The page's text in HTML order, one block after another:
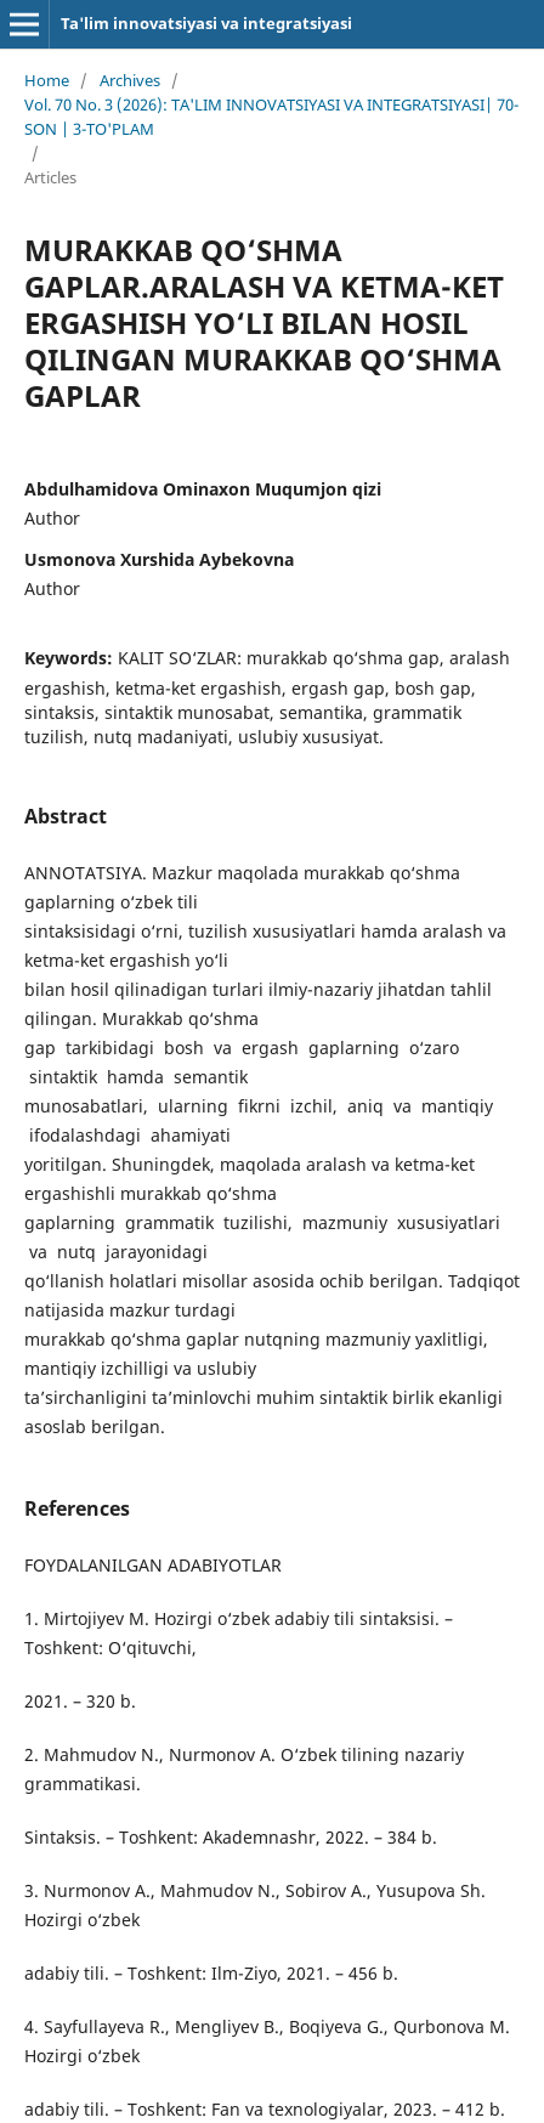
Ta'lim innovatsiyasi va integratsiyasi
Home / Archives /
Vol. 70 No. 3 (2026): TA'LIM INNOVATSIYASI VA INTEGRATSIYASI| 70-
SON | 3-TO'PLAM
/
Articles
MURAKKAB QO‘SHMA
GAPLAR.ARALASH VA KETMA-KET
ERGASHISH YO‘LI BILAN HOSIL
QILINGAN MURAKKAB QO‘SHMA
GAPLAR
Abdulhamidova Ominaxon Muqumjon qizi
Author
Usmonova Xurshida Aybekovna
Author
Keywords: KALIT SO‘ZLAR: murakkab qo‘shma gap, aralash
ergashish, ketma-ket ergashish, ergash gap, bosh gap,
sintaksis, sintaktik munosabat, semantika, grammatik
tuzilish, nutq madaniyati, uslubiy xususiyat.
Abstract
ANNOTATSIYA. Mazkur maqolada murakkab qo‘shma
gaplarning o‘zbek tili
sintaksisidagi o‘rni, tuzilish xususiyatlari hamda aralash va
ketma-ket ergashish yo‘li
bilan hosil qilinadigan turlari ilmiy-nazariy jihatdan tahlil
qilingan. Murakkab qo‘shma
gap tarkibidagi bosh va ergash gaplarning o‘zaro
sintaktik hamda semantik
munosabatlari, ularning fikrni izchil, aniq va mantiqiy
ifodalashdagi ahamiyati
yoritilgan. Shuningdek, maqolada aralash va ketma-ket
ergashishli murakkab qo‘shma
gaplarning grammatik tuzilishi, mazmuniy xususiyatlari
va nutq jarayonidagi
qo‘llanish holatlari misollar asosida ochib berilgan. Tadqiqot
natijasida mazkur turdagi
murakkab qo‘shma gaplar nutqning mazmuniy yaxlitligi,
mantiqiy izchilligi va uslubiy
ta’sirchanligini ta’minlovchi muhim sintaktik birlik ekanligi
asoslab berilgan.
References
FOYDALANILGAN ADABIYOTLAR
1. Mirtojiyev M. Hozirgi o‘zbek adabiy tili sintaksisi. –
Toshkent: O‘qituvchi,
2021. – 320 b.
2. Mahmudov N., Nurmonov A. O‘zbek tilining nazariy
grammatikasi.
Sintaksis. – Toshkent: Akademnashr, 2022. – 384 b.
3. Nurmonov A., Mahmudov N., Sobirov A., Yusupova Sh.
Hozirgi o‘zbek
adabiy tili. – Toshkent: Ilm-Ziyo, 2021. – 456 b.
4. Sayfullayeva R., Mengliyev B., Boqiyeva G., Qurbonova M.
Hozirgi o‘zbek
adabiy tili. – Toshkent: Fan va texnologiyalar, 2023. – 412 b.